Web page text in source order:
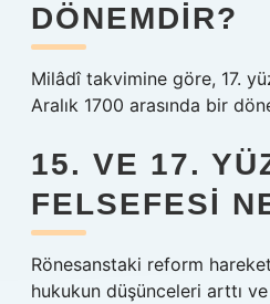
DÖNEMDIR?
Milâdî takvimine göre, 17.
Aralık 1700 arasında bir
15. VE 17.
FELSEFESI
Rönesanstaki reform
hukukun düşünceleri arttı